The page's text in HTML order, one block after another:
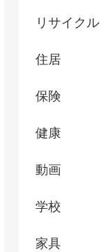
リサイクル
住居
保険
健康
動画
学校
家具